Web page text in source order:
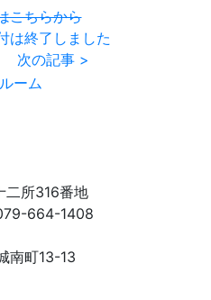
こちらから
は終了しました
次の記事 >
二所316番地
664-1408
南町13-13